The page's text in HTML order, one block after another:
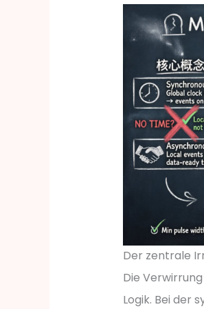
Der zentrale
Die
Logik. Bei der